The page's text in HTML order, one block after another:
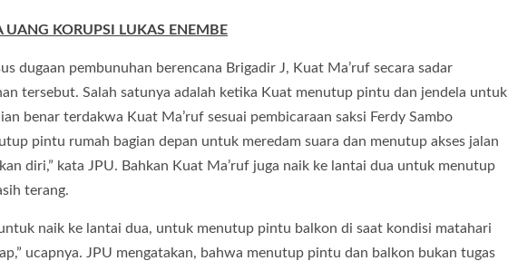
UANG KORUPSI LUKAS ENEMBE
dugaan pembunuhan berencana Brigadir J, Kuat Ma’ruf secara sadar
tersebut. Salah satunya adalah ketika Kuat menutup pintu dan jendela untuk
benar terdakwa Kuat Ma’ruf sesuai pembicaraan saksi Ferdy Sambo
pintu rumah bagian depan untuk meredam suara dan menutup akses jalan
diri,” kata JPU. Bahkan Kuat Ma’ruf juga naik ke lantai dua untuk menutup
terang.
naik ke lantai dua, untuk menutup pintu balkon di saat kondisi matahari
ucapnya. JPU mengatakan, bahwa menutup pintu dan balkon bukan tugas